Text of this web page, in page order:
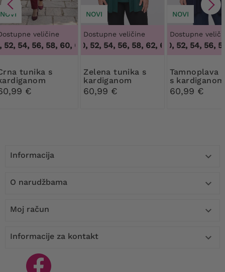
NOVI
veličine
54, 56, 58, 60, 62, 64,48, 50, 52, 54, 56, 58, 60, 62, 64
s
€
NOVI
Dostupne veličine
48, 50, 52, 54, 56, 58, 62, 64 48, 50, 52,
Zelena tunika s
kardiganom
60,99 €
NOVI
Dostupne
48, 50, 52, 54, 56,
Tamnoplava tunika
s kardiganom
60,99 €
Informacija 
O narudžbama 
Moj račun 
Informacije za kontakt 